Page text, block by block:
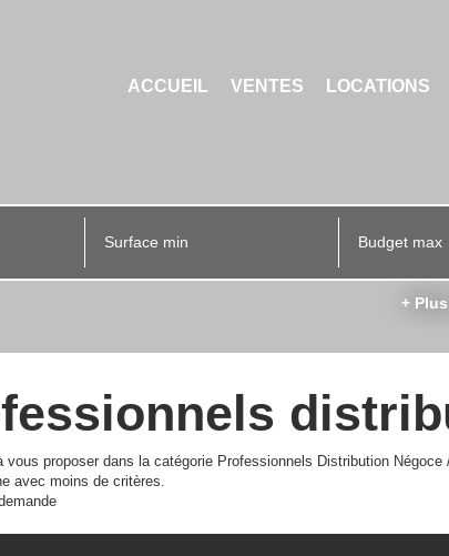
ACCUEIL VENTES LOCATIONS
+
vous proposer dans la catégorie Professionnels Distribution
avec moins de critères.